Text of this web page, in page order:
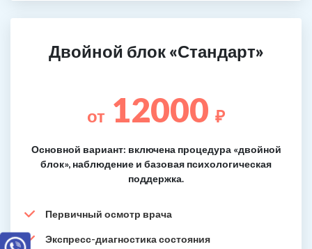
Двойной блок «Стандарт»
от 12000 ₽
Основной вариант: включена процедура «двойной
блок», наблюдение и базовая психологическая
поддержка.
Первичный осмотр врача
Экспресс-диагностика состояния